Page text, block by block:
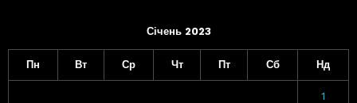
Січень 2023
Пн Вт Ср Чт Пт Сб Нд
1